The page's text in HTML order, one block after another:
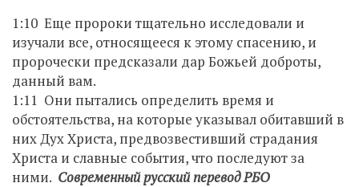
1:10 Еще пророки тщательно исследовали и
изучали все, относящееся к этому спасению, и
пророчески предсказали дар Божьей доброты,
данный вам.
1:11 Они пытались определить время и
обстоятельства, на которые указывал обитавший в
них Дух Христа, предвозвестивший страдания
Христа и славные события, что последуют за
ними. Современный русский перевод РБО